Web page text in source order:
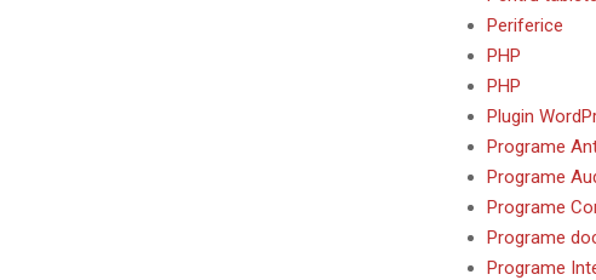
Periferice
PHP
PHP
Plugin
Programe
Programe
Programe
Programe
Programe